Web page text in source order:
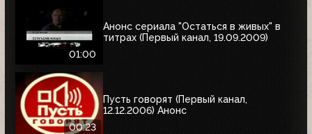
01:00
Анонс сериала "Остаться в живых" в
титрах (Первый канал, 19.09.2009)
00:23
Пусть говорят (Первый канал,
12.12.2006) Анонс